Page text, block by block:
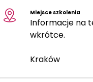
Miejsce szkolenia
Informacje na
wkrótce.
Kraków